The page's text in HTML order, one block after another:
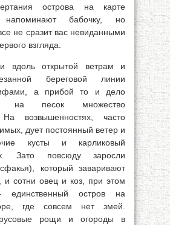
острова на карте
напоминают бабочку, но
не сразит вас невиданными
взгляда.
вдоль открытой ветрам и
береговой линии
а прибой то и дело
на песок множество
На возвышенностях, часто
дует постоянный ветер и
кусты и карликовый
Зато повсюду заросли
который заваривают
и сотни овец и коз, при этом
единственный остров на
где совсем нет змей.
рощи и огороды в